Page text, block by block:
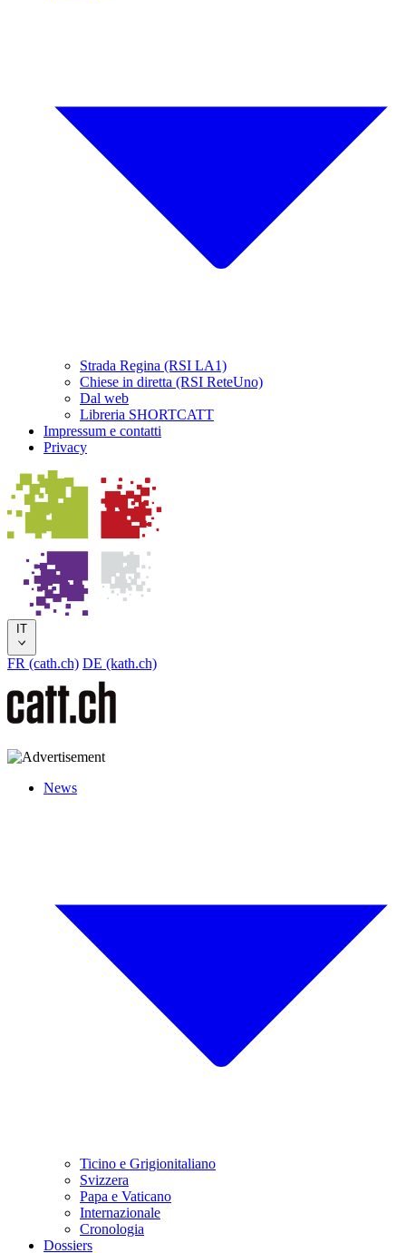
Strada Regina (RSI LA1)
Chiese in diretta (RSI ReteUno)
Dal web
Libreria SHORTCATT
Impressum e contatti
Privacy
IT
FR (cath.ch) DE (kath.ch)
News
Ticino e Grigionitaliano
Svizzera
Papa e Vaticano
Internazionale
Cronologia
Dossiers